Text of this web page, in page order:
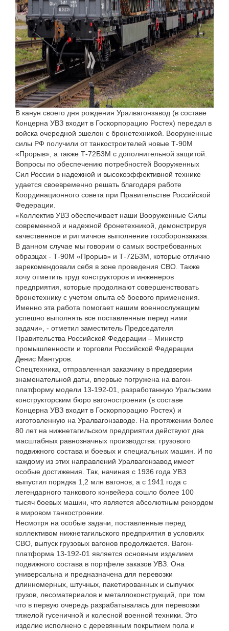
В канун своего дня рождения Уралвагонзавод (в составе
Концерна УВЗ входит в Госкорпорацию Ростех) передал в
войска очередной эшелон с бронетехникой. Вооруженные
силы РФ получили от танкостроителей новые Т-90М
«Прорыв», а также Т-72Б3М с дополнительной защитой.
Вопросы по обеспечению потребностей Вооруженных
Сил России в надежной и высокоэффективной технике
удается своевременно решать благодаря работе
Координационного совета при Правительстве Российской
Федерации.
«Коллектив УВЗ обеспечивает наши Вооруженные Силы
современной и надежной бронетехникой, демонстрируя
качественное и ритмичное выполнение гособоронзаказа.
В данном случае мы говорим о самых востребованных
образцах - Т-90М «Прорыв» и Т-72Б3М, которые отлично
зарекомендовали себя в зоне проведения СВО. Также
хочу отметить труд конструкторов и инженеров
предприятия, которые продолжают совершенствовать
бронетехнику с учетом опыта её боевого применения.
Именно эта работа помогает нашим военнослужащим
успешно выполнять все поставленные перед ними
задачи», - отметил заместитель Председателя
Правительства Российской Федерации – Министр
промышленности и торговли Российской Федерации
Денис Мантуров.
Спецтехника, отправленная заказчику в преддверии
знаменательной даты, впервые погружена на вагон-
платформу модели 13-192-01, разработанную Уральским
конструкторским бюро вагоностроения (в составе
Концерна УВЗ входит в Госкорпорацию Ростех) и
изготовленную на Уралвагонзаводе. На протяжении более
80 лет на нижнетагильском предприятии действуют два
масштабных равнозначных производства: грузового
подвижного состава и боевых и специальных машин. И по
каждому из этих направлений Уралвагонзавод имеет
особые достижения. Так, начиная с 1936 года УВЗ
выпустил порядка 1,2 млн вагонов, а с 1941 года с
легендарного танкового конвейера сошло более 100
тысяч боевых машин, что является абсолютным рекордом
в мировом танкостроении.
Несмотря на особые задачи, поставленные перед
коллективом нижнетагильского предприятия в условиях
СВО, выпуск грузовых вагонов продолжается. Вагон-
платформа 13-192-01 является основным изделием
подвижного состава в портфеле заказов УВЗ. Она
универсальна и предназначена для перевозки
длинномерных, штучных, пакетированных и сыпучих
грузов, лесоматериалов и металлоконструкций, при том
что в первую очередь разрабатывалась для перевозки
тяжелой гусеничной и колесной военной техники. Это
изделие исполнено с деревянным покрытием пола и